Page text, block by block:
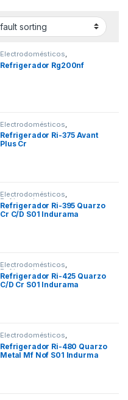
Electrodomésticos,
Refrigeradoras
Refrigerador Rg200nf
Electrodomésticos
Refrigeradoras
Refrigerador Ri-375 Avant
Plus Cr
Electrodomésticos,
Refrigeradoras
Refrigerador Ri-395 Quarzo
Cr C/D S01 Indurama
Electrodomésticos,
Refrigeradoras
Refrigerador Ri-425 Quarzo
C/D Cr S01 Indurama
Electrodomésticos,
Refrigeradoras
Refrigerador Ri-480 Quarzo
Metal Mf Nof S01 Indurma